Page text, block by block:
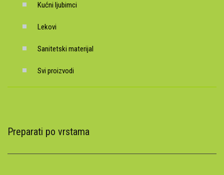
Kućni ljubimci
Lekovi
Sanitetski materijal
Svi proizvodi
Preparati po vrstama